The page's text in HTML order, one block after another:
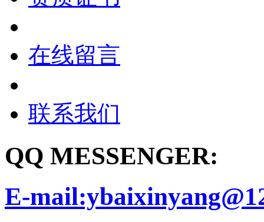
在线留言
联系我们
QQ MESSENGER:
E-